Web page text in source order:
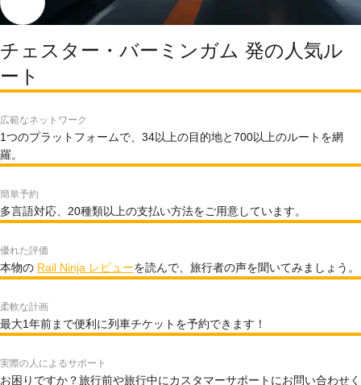
チェスター・バーミンガム 発の人気ル
ート
広範なネットワーク
1つのプラットフォームで、34以上の目的地と700以上のルートを網
羅。
簡単予約
多言語対応、20種類以上の支払い方法をご用意しています。
優れた評価
本物の Rail Ninja レビューを読んで、旅行者の声を聞いてみましょう。
柔軟な計画
最大1年前まで便利に列車チケットを予約できます！
実際の人によるサポート
お困りですか？旅行前や旅行中にカスタマーサポートにお問い合わせく